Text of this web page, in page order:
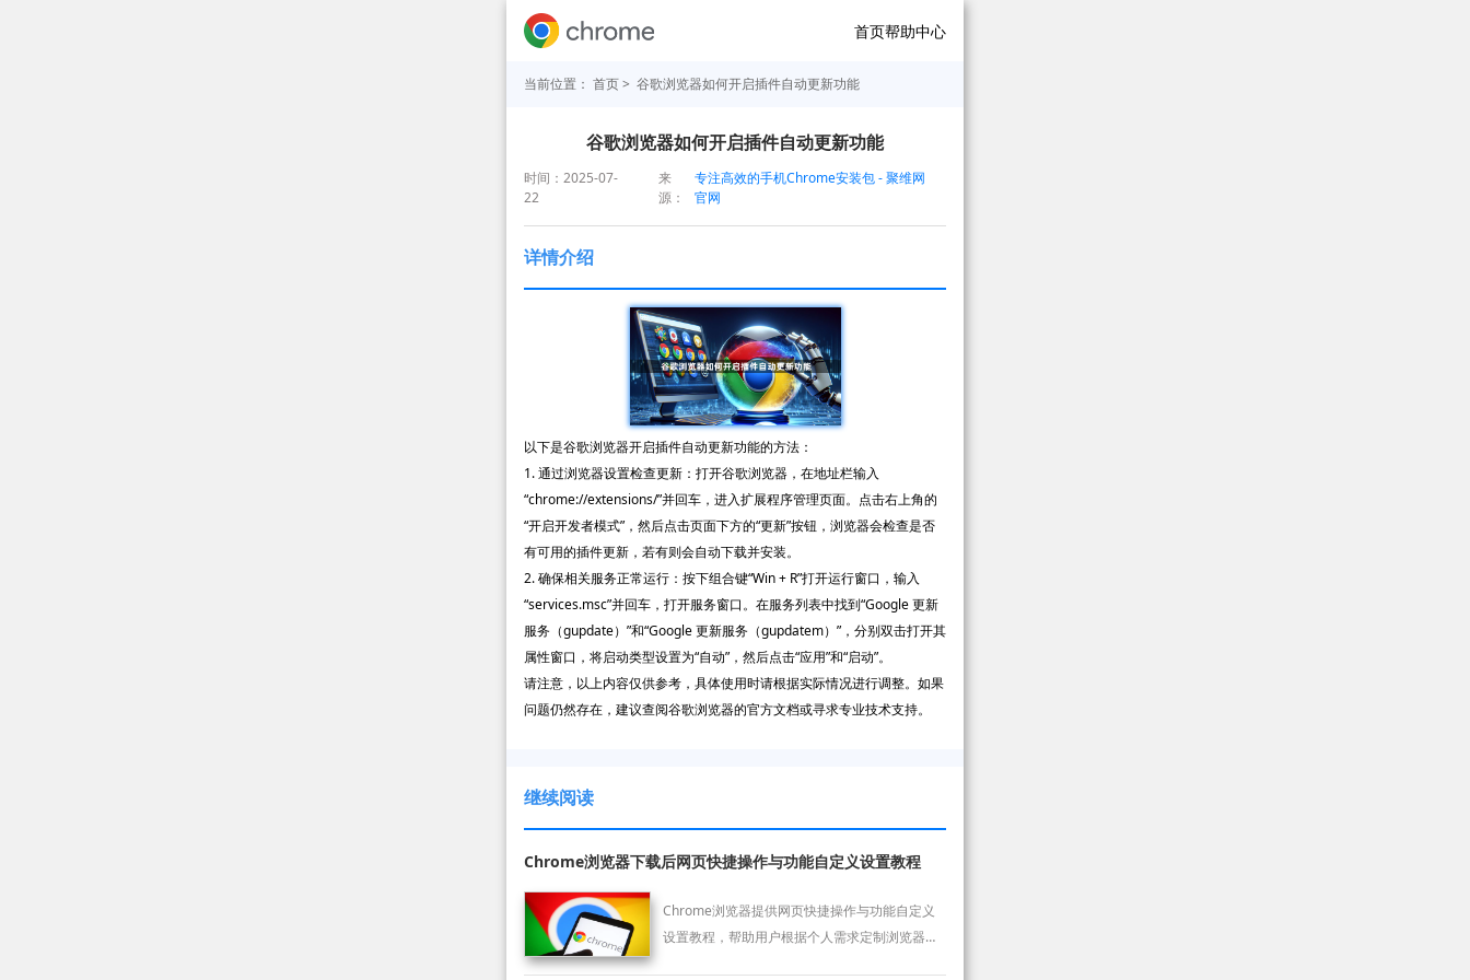
首页帮助中心
当前位置： 首页> 谷歌浏览器如何开启插件自动更新功能
谷歌浏览器如何开启插件自动更新功能
时间：2025-07-
22
来
源：
专注高效的手机Chrome安装包 - 聚维网
官网
详情介绍
以下是谷歌浏览器开启插件自动更新功能的方法：
1. 通过浏览器设置检查更新：打开谷歌浏览器，在地址栏输入
“chrome://extensions/”并回车，进入扩展程序管理页面。点击右上角的
“开启开发者模式”，然后点击页面下方的“更新”按钮，浏览器会检查是否
有可用的插件更新，若有则会自动下载并安装。
2. 确保相关服务正常运行：按下组合键“Win + R”打开运行窗口，输入
“services.msc”并回车，打开服务窗口。在服务列表中找到“Google 更新
服务（gupdate）”和“Google 更新服务（gupdatem）”，分别双击打开其
属性窗口，将启动类型设置为“自动”，然后点击“应用”和“启动”。
请注意，以上内容仅供参考，具体使用时请根据实际情况进行调整。如果
问题仍然存在，建议查阅谷歌浏览器的官方文档或寻求专业技术支持。
继续阅读
Chrome浏览器下载后网页快捷操作与功能自定义设置教程
Chrome浏览器提供网页快捷操作与功能自定义
设置教程，帮助用户根据个人需求定制浏览器功